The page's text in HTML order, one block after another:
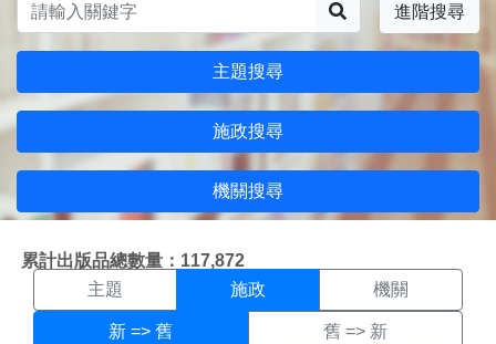
進階搜尋
主題搜尋
施政搜尋
機關搜尋
累計出版品總數量：117,872
施政搜尋結果頁面
主題 施政 機關
新 => 舊 舊 => 新